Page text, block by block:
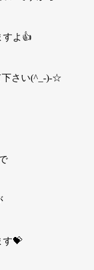
すよ👍
下さい(^_-)-☆
す💝